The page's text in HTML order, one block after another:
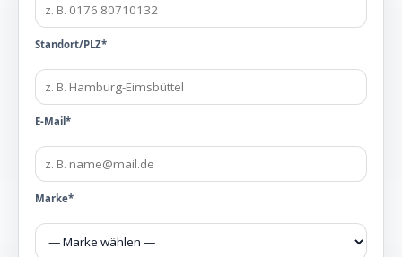
Standort/PLZ*
E-Mail*
Marke*